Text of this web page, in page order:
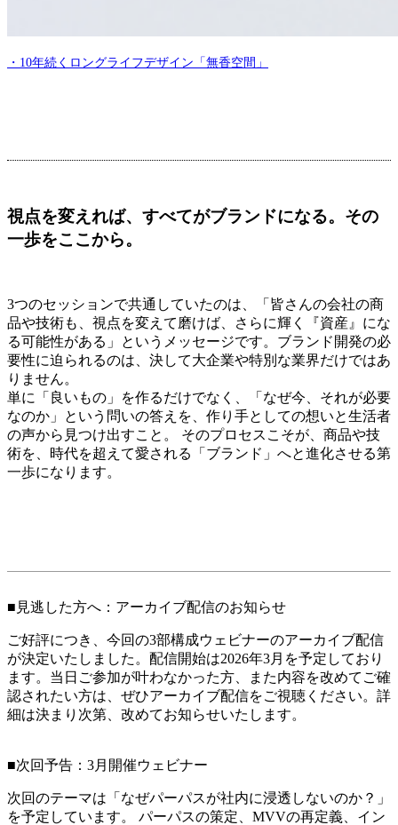
・10年続くロングライフデザイン「無香空間」
視点を変えれば、すべてがブランドになる。その
一歩をここから。
3つのセッションで共通していたのは、「皆さんの会社の商
品や技術も、視点を変えて磨けば、さらに輝く『資産』にな
る可能性がある」というメッセージです。ブランド開発の必
要性に迫られるのは、決して大企業や特別な業界だけではあ
りません。
単に「良いもの」を作るだけでなく、「なぜ今、それが必要
なのか」という問いの答えを、作り手としての想いと生活者
の声から見つけ出すこと。 そのプロセスこそが、商品や技
術を、時代を超えて愛される「ブランド」へと進化させる第
一歩になります。
■見逃した方へ：アーカイブ配信のお知らせ
ご好評につき、今回の3部構成ウェビナーのアーカイブ配信
が決定いたしました。配信開始は2026年3月を予定しており
ます。当日ご参加が叶わなかった方、また内容を改めてご確
認されたい方は、ぜひアーカイブ配信をご視聴ください。詳
細は決まり次第、改めてお知らせいたします。
■次回予告：3月開催ウェビナー
次回のテーマは「なぜパーパスが社内に浸透しないのか？」
を予定しています。 パーパスの策定、MVVの再定義、イン